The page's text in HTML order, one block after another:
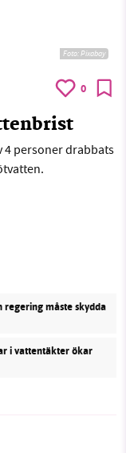
Foto:Pixabay
0
4 personer drabbats
regering måste skydda
i vattentäkter ökar